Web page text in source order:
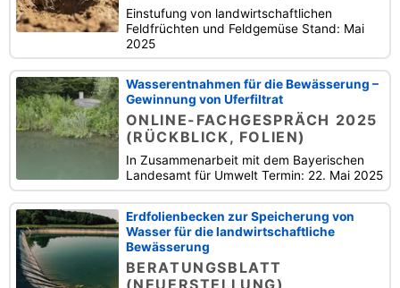
Einstufung von landwirtschaftlichen
Feldfrüchten und Feldgemüse Stand: Mai
2025
Wasserentnahmen für die Bewässerung –
Gewinnung von Uferfiltrat
ONLINE-FACHGESPRÄCH 2025
(RÜCKBLICK, FOLIEN)
In Zusammenarbeit mit dem Bayerischen
Landesamt für Umwelt Termin: 22. Mai 2025
Erdfolienbecken zur Speicherung von
Wasser für die landwirtschaftliche
Bewässerung
BERATUNGSBLATT
(NEUERSTELLUNG)